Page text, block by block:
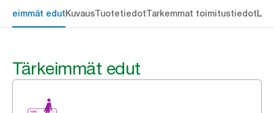
edutKuvausTuotetiedotTarkemmat toimitustiedot
Tärkeimmät edut